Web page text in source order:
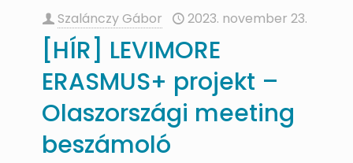
Szalánczy Gábor 2023. november 23.
[HÍR] LEVIMORE
ERASMUS+ projekt –
Olaszországi meeting
beszámoló